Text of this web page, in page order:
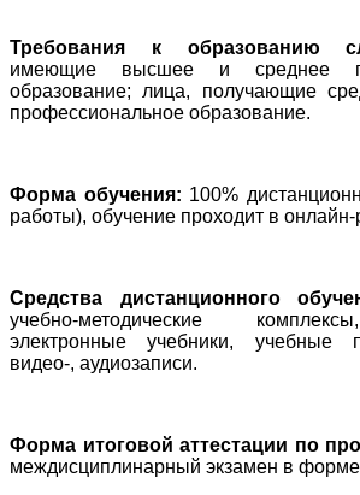
Требования к образованию
имеющие высшее и среднее
образование; лица, получающие
профессиональное образование.
Форма обучения: 100%
работы), обучение проходит в
Средства дистанционного
учебно-методические
электронные учебники, учебные
видео-, аудиозаписи.
Форма итоговой аттестации по
междисциплинарный экзамен в форме